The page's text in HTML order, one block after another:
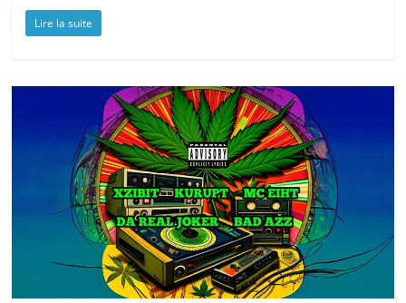
Lire la suite